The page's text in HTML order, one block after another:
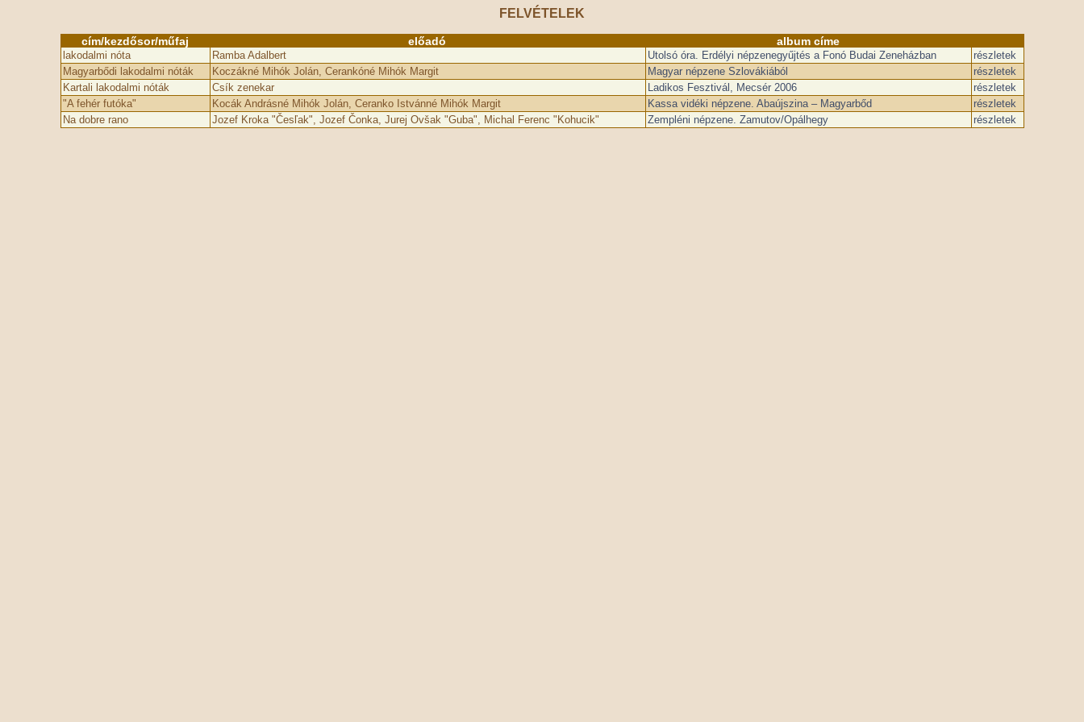
FELVÉTELEK
cím/kezdősor/műfaj előadó album címe
lakodalmi nóta Ramba Adalbert Utolsó óra. Erdélyi népzenegyűjtés a Fonó Budai Zeneházban
részletek
Magyarbődi lakodalmi nóták
Koczákné Mihók Jolán, Cerankóné Mihók Margit Magyar népzene Szlovákiából
részletek
Kartali lakodalmi nóták
Csík zenekar Ladikos Fesztivál, Mecsér 2006
részletek
"A fehér futóka"
Kocák Andrásné Mihók Jolán, Ceranko Istvánné Mihók Margit Kassa vidéki népzene. Abaújszina – Magyarbőd
részletek
Na dobre rano
Jozef Kroka "Česľak", Jozef Čonka, Jurej Ovšak "Guba", Michal Ferenc "Kohucik" Zempléni népzene. Zamutov/Opálhegy részletek